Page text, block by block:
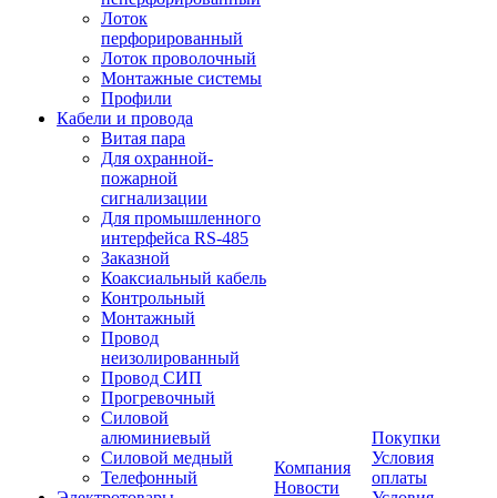
Лоток
перфорированный
Лоток проволочный
Монтажные системы
Профили
Кабели и провода
Витая пара
Для охранной-
пожарной
сигнализации
Для промышленного
интерфейса RS-485
Заказной
Коаксиальный кабель
Контрольный
Монтажный
Провод
неизолированный
Провод СИП
Прогревочный
Силовой
алюминиевый
Силовой медный
Телефонный
Компания
Новости
Покупки
Условия
оплаты